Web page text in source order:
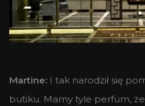
Martine: I tak narodził się
butiku. Mamy tyle perfum,